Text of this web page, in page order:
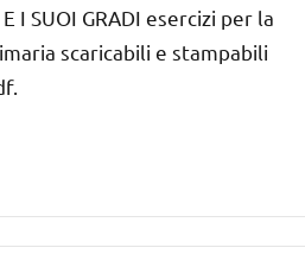
I SUOI GRADI esercizi per la
scaricabili e stampabili